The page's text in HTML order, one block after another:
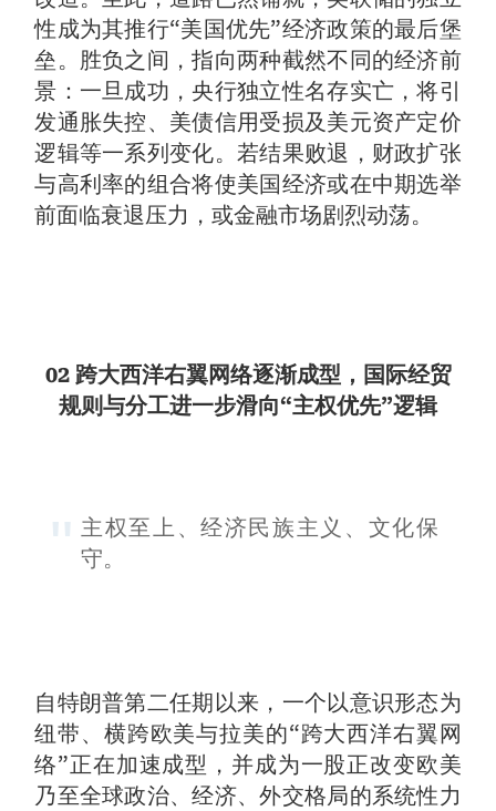
性成为其推行“美国优先”经济政策的最后堡
垒。胜负之间，指向两种截然不同的经济前
景：一旦成功，央行独立性名存实亡，将引
发通胀失控、美债信用受损及美元资产定价
逻辑等一系列变化。若结果败退，财政扩张
与高利率的组合将使美国经济或在中期选举
前面临衰退压力，或金融市场剧烈动荡。
02 跨大西洋右翼网络逐渐成型，国际经贸
规则与分工进一步滑向“主权优先”逻辑
主权至上、经济民族主义、文化保
守。
自特朗普第二任期以来，一个以意识形态为
纽带、横跨欧美与拉美的“跨大西洋右翼网
络”正在加速成型，并成为一股正改变欧美
乃至全球政治、经济、外交格局的系统性力